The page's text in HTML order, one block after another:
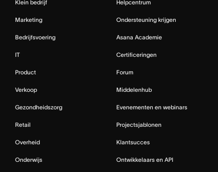
Klein bedrijf
Marketing
Bedrijfsvoering
IT
Product
Verkoop
Gezondheidszorg
Retail
Overheid
Onderwijs
Helpcentrum
Ondersteuning krijgen
Asana Academie
Certificeringen
Forum
Middelenhub
Evenementen en webinars
Projectsjablonen
Klantsucces
Ontwikkelaars en API